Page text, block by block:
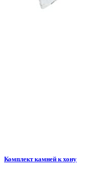
Комплект камней к хону